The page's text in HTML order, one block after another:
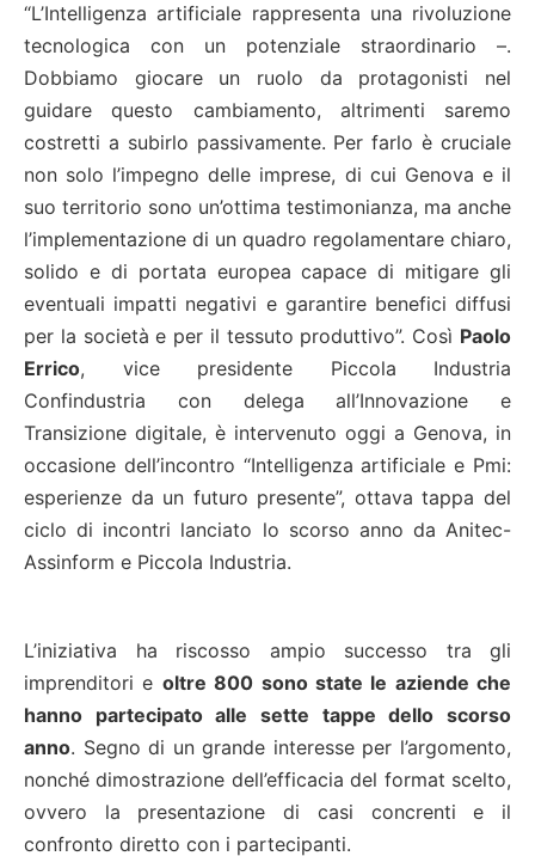
“L’Intelligenza artificiale rappresenta una rivoluzione
tecnologica con un potenziale straordinario –.
Dobbiamo giocare un ruolo da protagonisti nel
guidare questo cambiamento, altrimenti saremo
costretti a subirlo passivamente. Per farlo è cruciale
non solo l’impegno delle imprese, di cui Genova e il
suo territorio sono un’ottima testimonianza, ma anche
l’implementazione di un quadro regolamentare chiaro,
solido e di portata europea capace di mitigare gli
eventuali impatti negativi e garantire benefici diffusi
per la società e per il tessuto produttivo”. Così Paolo
Errico, vice presidente Piccola Industria
Confindustria con delega all’Innovazione e
Transizione digitale, è intervenuto oggi a Genova, in
occasione dell’incontro “Intelligenza artificiale e Pmi:
esperienze da un futuro presente”, ottava tappa del
ciclo di incontri lanciato lo scorso anno da Anitec-
Assinform e Piccola Industria.
L’iniziativa ha riscosso ampio successo tra gli
imprenditori e oltre 800 sono state le aziende che
hanno partecipato alle sette tappe dello scorso
anno. Segno di un grande interesse per l’argomento,
nonché dimostrazione dell’efficacia del format scelto,
ovvero la presentazione di casi concrenti e il
confronto diretto con i partecipanti.